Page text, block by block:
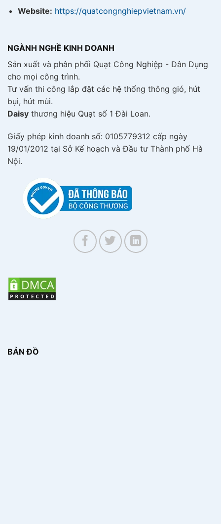
Website: https://quatcongnghiepvietnam.vn/
NGÀNH NGHỀ KINH DOANH
Sản xuất và phân phối Quạt Công Nghiệp - Dân Dụng
cho mọi công trình.
Tư vấn thi công lắp đặt các hệ thống thông gió, hút
bụi, hút mùi.
Daisy thương hiệu Quạt số 1 Đài Loan.
Giấy phép kinh doanh số: 0105779312 cấp ngày
19/01/2012 tại Sở Kế hoạch và Đầu tư Thành phố Hà
Nội.
BẢN ĐỒ